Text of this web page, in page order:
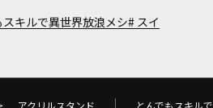
スキルで異世界放浪メシ スイ
アクリルスタンド とんでもスキル